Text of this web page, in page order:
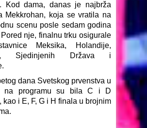
Kod dama, danas je najbrža
Mekkrohan, koja se vratila na
scenu posle sedam godina
nje, finalnu trku osigurale
Meksika, Holandije,
Sjedinjenih Država i
dana Svetskog prvenstva u
na programu su bila C i D
kao i E, F, G i H finala u brojnim